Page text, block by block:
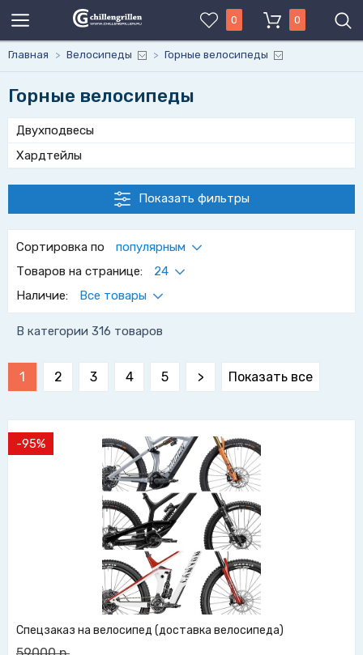
0 0
Главная > Велосипеды > Горные велосипеды
Горные велосипеды
Двухподвесы
Хардтейлы
Показать фильтры
Сортировка по
популярным
Товаров на странице:
24
Наличие:
Все товары
В категории 316 товаров
1 2 3 4 5 > Показать все
-95%
Спецзаказ на велосипед (доставка велосипеда)